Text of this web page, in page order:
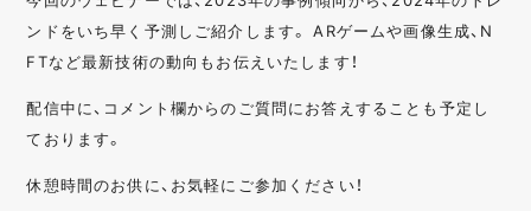
ンドをいち早く予測しご紹介します。 ARゲームや画像生成、N
FTなど最新技術の動向もお伝えいたします！
配信中に、コメント欄からのご質問にお答えすることも予定し
ております。
休憩時間のお供に、お気軽にご参加ください！